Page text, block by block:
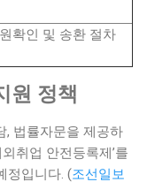
확인 및 송환 절차
원 정책
, 법률자문을 제공하
취업 안전등록제’를
정입니다. (조선일보